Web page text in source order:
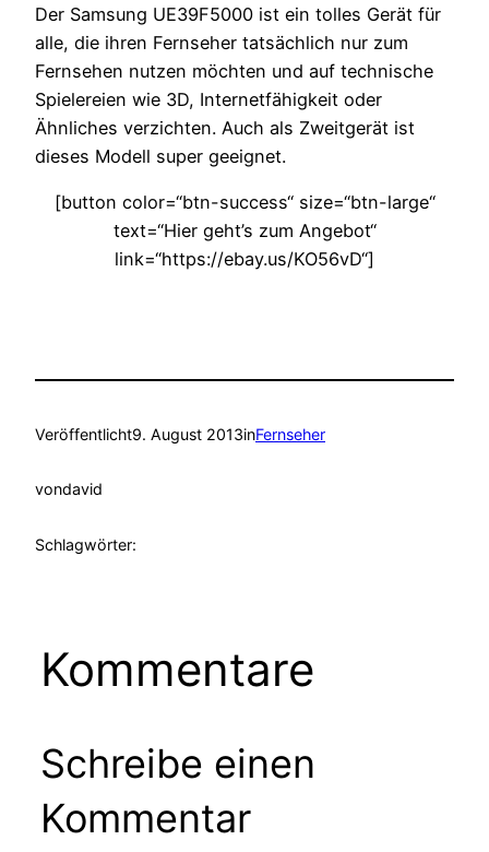
Der Samsung UE39F5000 ist ein tolles Gerät für
alle, die ihren Fernseher tatsächlich nur zum
Fernsehen nutzen möchten und auf technische
Spielereien wie 3D, Internetfähigkeit oder
Ähnliches verzichten. Auch als Zweitgerät ist
dieses Modell super geeignet.
[button color=“btn-success“ size=“btn-large“
text=“Hier geht’s zum Angebot“
link=“https://ebay.us/KO56vD“]
Veröffentlicht9. August 2013inFernseher
vondavid
Schlagwörter:
Kommentare
Schreibe einen
Kommentar